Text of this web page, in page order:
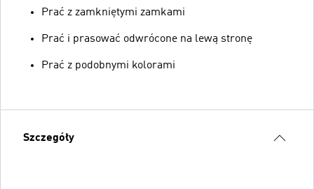
Prać z zamkniętymi zamkami
Prać i prasować odwrócone na lewą stronę
Prać z podobnymi kolorami
Szczegóły